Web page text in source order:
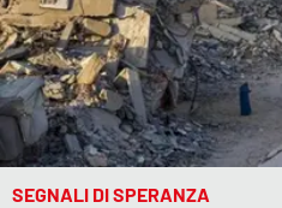
SEGNALI DI SPERANZA